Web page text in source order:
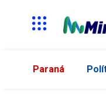
Paraná